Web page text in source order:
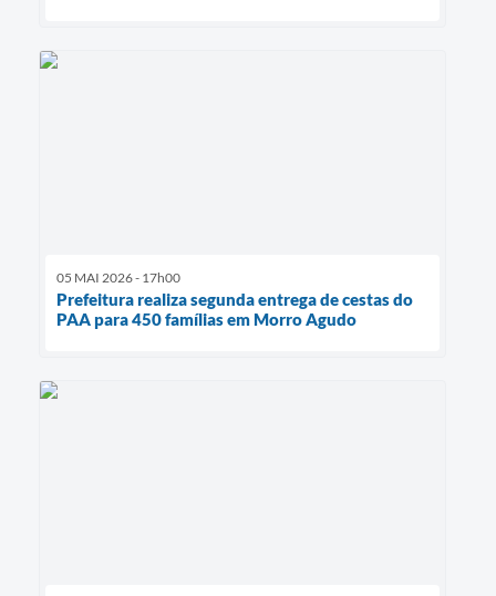
05 MAI 2026 - 17h00
Prefeitura realiza segunda entrega de cestas do
PAA para 450 famílias em Morro Agudo